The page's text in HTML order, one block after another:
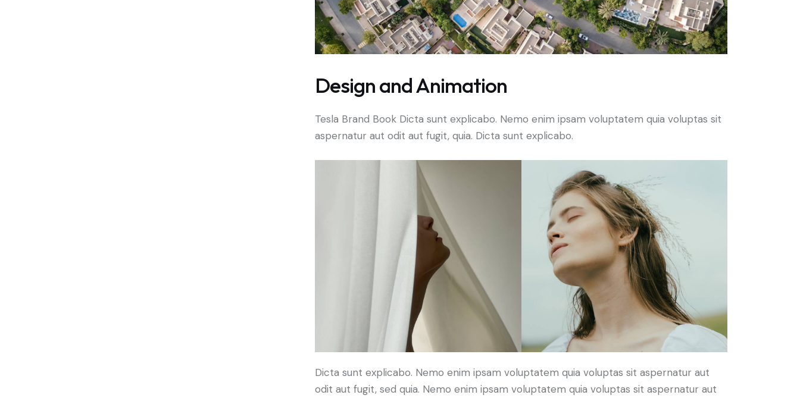
Design and Animation
Tesla Brand Book Dicta sunt explicabo. Nemo enim ipsam voluptatem quia voluptas sit
aspernatur aut odit aut fugit, quia. Dicta sunt explicabo.
Dicta sunt explicabo. Nemo enim ipsam voluptatem quia voluptas sit aspernatur aut
odit aut fugit, sed quia. Nemo enim ipsam voluptatem quia voluptas sit aspernatur aut